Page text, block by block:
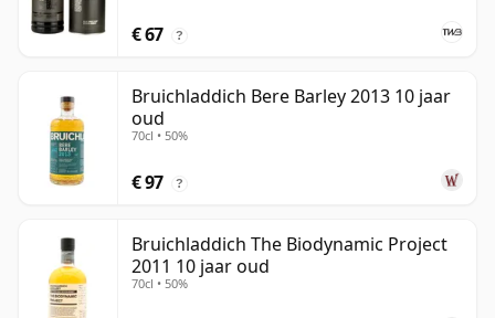
€ 67 ?
Bruichladdich Bere Barley 2013 10 jaar
oud
70cl • 50%
€ 97 ?
Bruichladdich The Biodynamic Project
2011 10 jaar oud
70cl • 50%